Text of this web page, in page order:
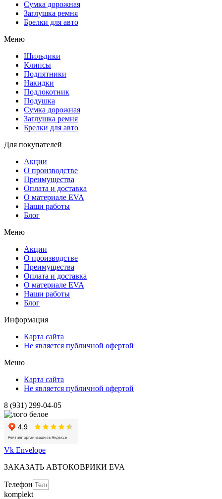
Сумка дорожная
Заглушка ремня
Брелки для авто
Меню
Шильдики
Клипсы
Подпятники
Накидки
Подлокотник
Подушка
Сумка дорожная
Заглушка ремня
Брелки для авто
Для покупателей
Акции
О производстве
Преимущества
Оплата и доставка
О материале EVA
Наши работы
Блог
Меню
Акции
О производстве
Преимущества
Оплата и доставка
О материале EVA
Наши работы
Блог
Информация
Карта сайта
Не является публичной офертой
Меню
Карта сайта
Не является публичной офертой
8 (931) 299-04-05
Vk Envelope
ЗАКАЗАТЬ АВТОКОВРИКИ EVA
Телефон
komplekt